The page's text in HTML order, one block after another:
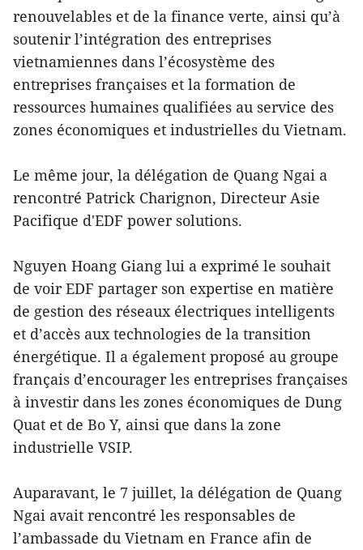
renouvelables et de la finance verte, ainsi qu’à
soutenir l’intégration des entreprises
vietnamiennes dans l’écosystème des
entreprises françaises et la formation de
ressources humaines qualifiées au service des
zones économiques et industrielles du Vietnam.
Le même jour, la délégation de Quang Ngai a
rencontré Patrick Charignon, Directeur Asie
Pacifique d'EDF power solutions.
Nguyen Hoang Giang lui a exprimé le souhait
de voir EDF partager son expertise en matière
de gestion des réseaux électriques intelligents
et d’accès aux technologies de la transition
énergétique. Il a également proposé au groupe
français d’encourager les entreprises françaises
à investir dans les zones économiques de Dung
Quat et de Bo Y, ainsi que dans la zone
industrielle VSIP.
Auparavant, le 7 juillet, la délégation de Quang
Ngai avait rencontré les responsables de
l’ambassade du Vietnam en France afin de